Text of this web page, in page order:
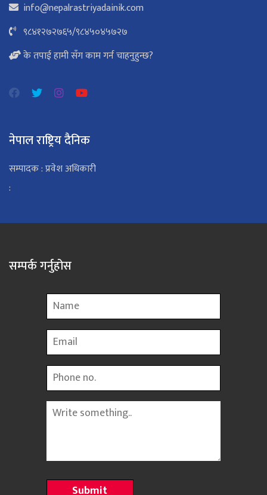
info@nepalrastriyadainik.com
९८४१२७२७६५/९८४५०४५७२७
के तपाई हामी सँग काम गर्न चाहनुहुन्छ?
नेपाल राष्ट्रिय दैनिक
सम्पादक : प्रवेश अधिकारी
:
सम्पर्क गर्नुहोस
Name
Email
Phone
Message